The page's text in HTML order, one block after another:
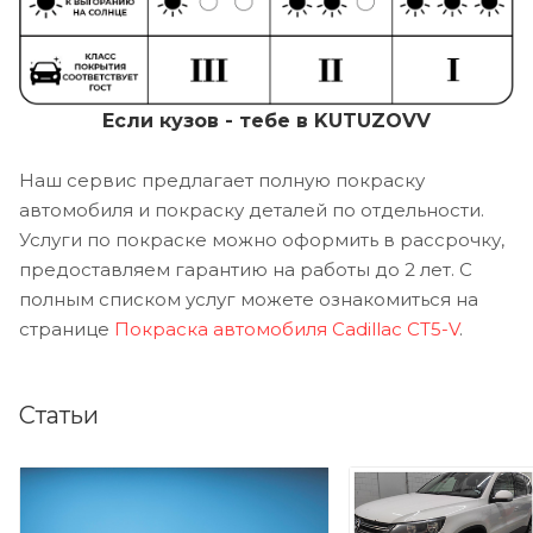
Если кузов - тебе в KUTUZOVV
Наш сервис предлагает полную покраску
автомобиля и покраску деталей по отдельности.
Услуги по покраске можно оформить в рассрочку,
предоставляем гарантию на работы до 2 лет. С
полным списком услуг можете ознакомиться на
странице Покраска автомобиля Cadillac CT5-V.
Статьи